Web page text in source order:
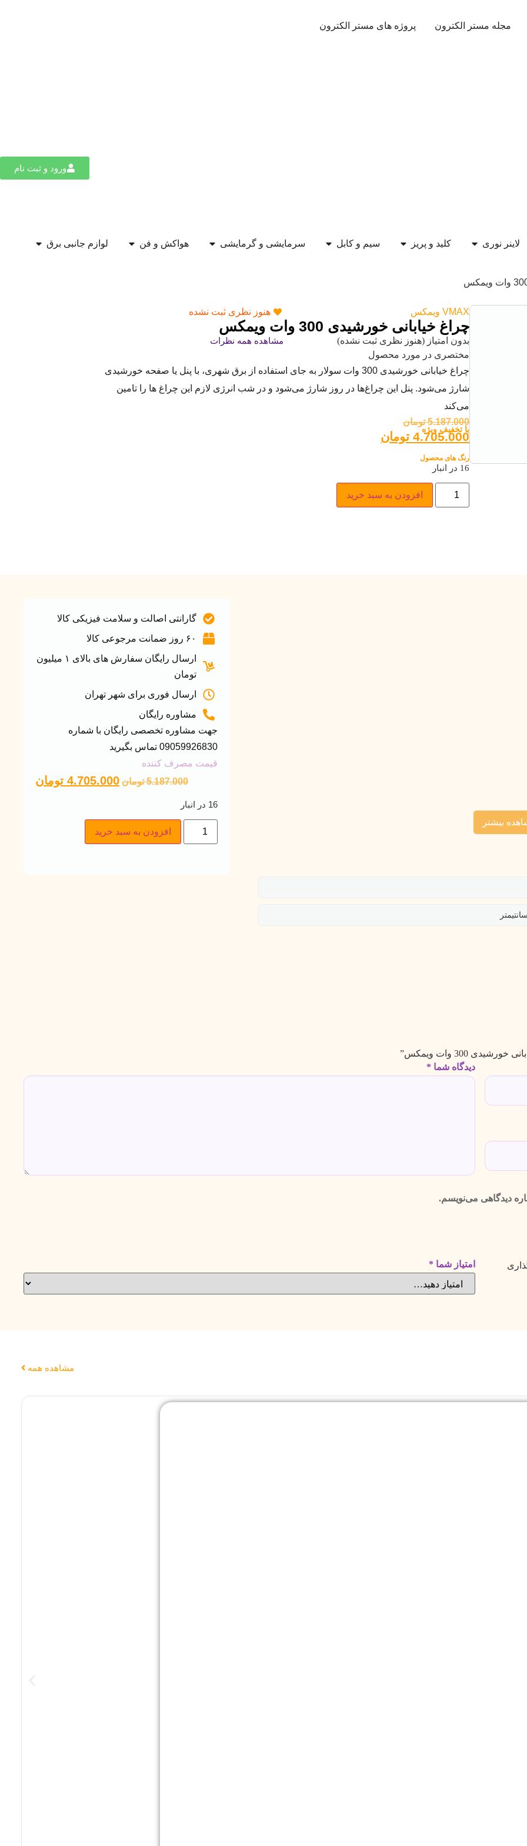
مجله مستر الکترون پروژه های مستر الکترون
ورود و ثبت نام
لاینر نوری کلید و پریز سیم و کابل سرمایشی و گرمایشی هواکش و فن لوازم جانبی برق
VMAX ویمکس هنوز نظری ثبت نشده
چراغ خیابانی خورشیدی 300 وات ویمکس
بدون امتیاز (هنوز نظری ثبت نشده)
مشاهده همه نظرات
مختصری در مورد محصول
چراغ خیابانی خورشیدی 300 وات سولار به جای استفاده از برق شهری، با پنل یا صفحه خورشیدی
شارژ می‌شود. پنل این چراغ‌ها در روز شارژ می‌شود و در شب انرژی لازم این چراغ ها را تامین
می‌کند
5.187.000 تومان
با تخفیف ویژه
4.705.000 تومان
رنگ های محصول
16 در انبار
افزودن به سبد خرید
زيبا و نوردهى بالا ، با نصب آسان بدون نياز به كابل‌كشى و بدون نياز به تابلو برق ،
خورشیدی در پشت چراغ تعبیه شده که به سادگی می‌توان از این
بیشتر
گارانتی اصالت و سلامت فیزیکی کالا
۶۰ روز ضمانت مرجوعی کالا
ارسال رایگان سفارش های بالای ۱ میلیون
تومان
ارسال فوری برای شهر تهران
مشاوره رایگان
جهت مشاوره تخصصی رایگان با شماره
09059926830 تماس بگیرید
قیمت مصرف کننده
5.187.000 تومان 4.705.000 تومان
16 در انبار
افزودن به سبد خرید
300 وات ویمکس”
امتیاز شما *
دیدگاه شما *
دیدگاهی می‌نویسم.
مشاهده همه